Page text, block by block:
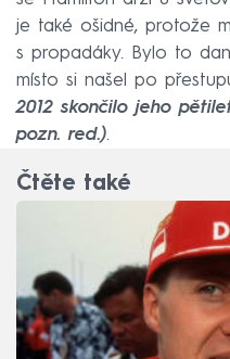
je také ošidné, protože
s propadáky. Bylo to
místo si našel po
2012 skončilo jeho
pozn. red.).
Čtěte také